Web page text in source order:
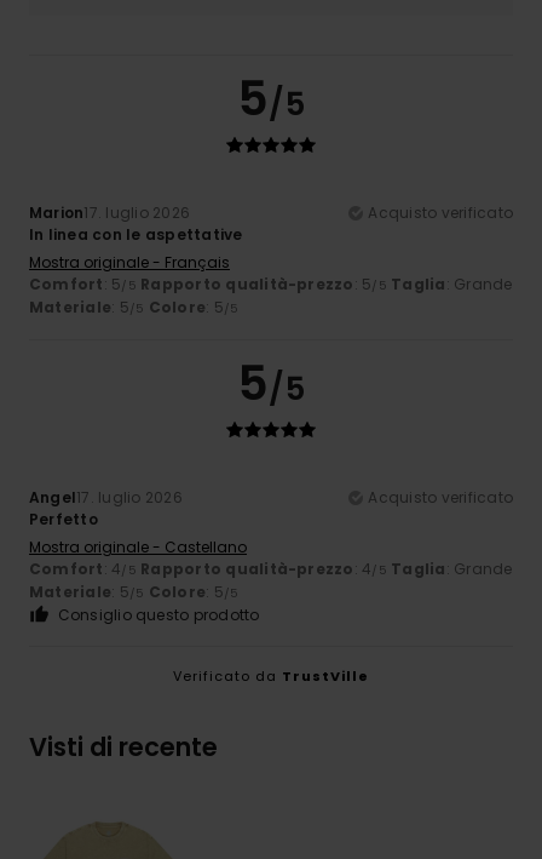
5/5
Marion17. luglio 2026
Acquisto verificato
In linea con le aspettative
Mostra originale - Français
Comfort: 5/5 Rapporto qualità-prezzo: 5/5 Taglia: Grande
Materiale: 5/5 Colore: 5/5
5/5
Angel17. luglio 2026
Acquisto verificato
Perfetto
Mostra originale - Castellano
Comfort: 4/5 Rapporto qualità-prezzo: 4/5 Taglia: Grande
Materiale: 5/5 Colore: 5/5
Consiglio questo prodotto
Verificato da TrustVille
Visti di recente